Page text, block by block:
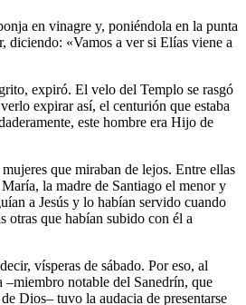
en vinagre y, poniéndola en la punta
diciendo: «Vamos a ver si Elías viene a
expiró. El velo del Templo se rasgó
expirar así, el centurión que estaba
este hombre era Hijo de
que miraban de lejos. Entre ellas
la madre de Santiago el menor y
a Jesús y lo habían servido cuando
otras que habían subido con él a
vísperas de sábado. Por eso, al
–miembro notable del Sanedrín, que
Dios– tuvo la audacia de presentarse